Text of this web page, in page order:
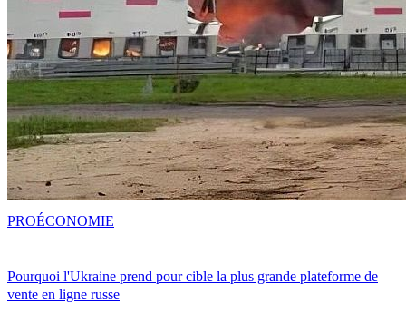
Pourquoi l'Ukraine prend pour cible la plus grande plateforme de
vente en ligne russe
PROÉCONOMIE